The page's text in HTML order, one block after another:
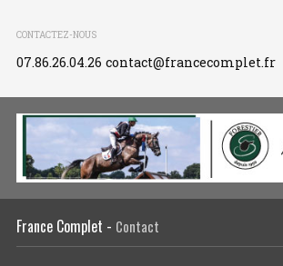
CONTACTEZ-NOUS
07.86.26.04.26 contact@francecomplet.fr
France Complet - Contact